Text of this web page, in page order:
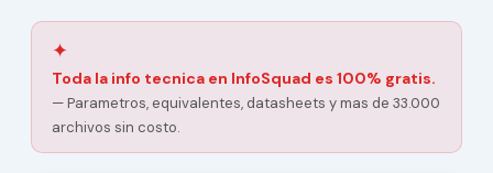
✦
Toda la info tecnica en InfoSquad es 100% gratis.
— Parametros, equivalentes, datasheets y mas de 33.000
archivos sin costo.